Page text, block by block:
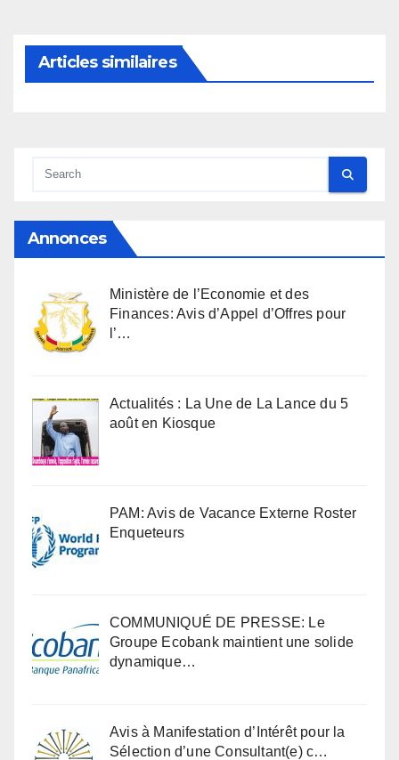
Articles similaires
Annonces
Ministère de l’Economie et des
Finances: Avis d’Appel d’Offres pour
l’…
Actualités : La Une de La Lance du 5
août en Kiosque
PAM: Avis de Vacance Externe Roster
Enqueteurs
COMMUNIQUÉ DE PRESSE: Le
Groupe Ecobank maintient une solide
dynamique…
Avis à Manifestation d’Intérêt pour la
Sélection d’une Consultant(e) c…